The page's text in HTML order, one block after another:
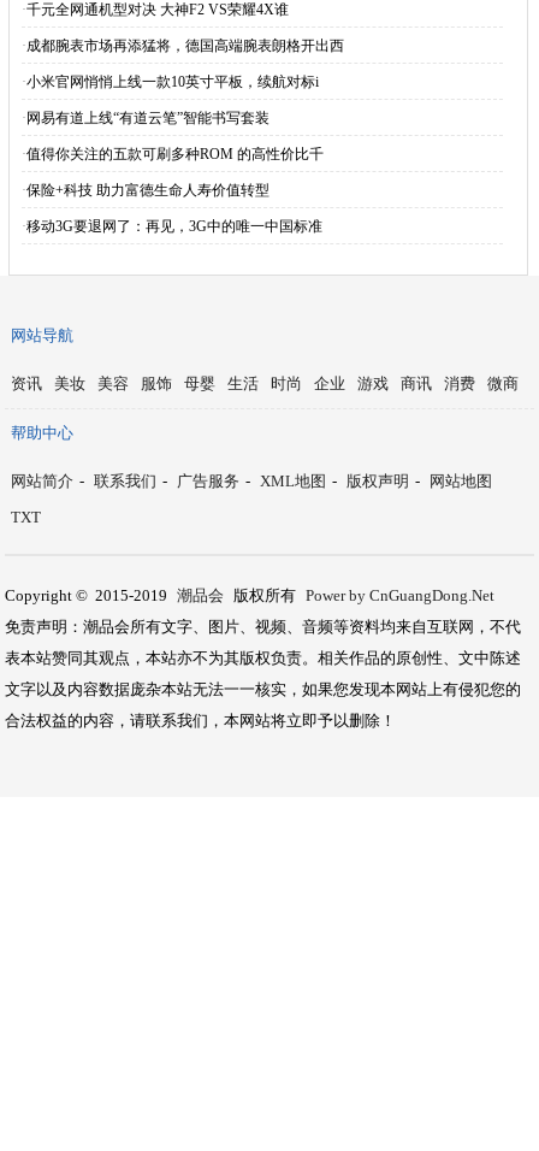
·千元全网通机型对决 大神F2 VS荣耀4X谁
·成都腕表市场再添猛将，德国高端腕表朗格开出西
·小米官网悄悄上线一款10英寸平板，续航对标i
· 网易有道上线“有道云笔”智能书写套装
·值得你关注的五款可刷多种ROM 的高性价比千
·保险+科技 助力富德生命人寿价值转型
·移动3G要退网了：再见，3G中的唯一中国标准
网站导航
资讯 美妆 美容 服饰 母婴 生活 时尚 企业 游戏 商讯 消费 微商
帮助中心
网站简介 - 联系我们 - 广告服务 - XML地图 - 版权声明 -
网站地图
TXT
Copyright © 2015-2019 潮品会 版权所有 Power by CnGuangDong.Net
免责声明：潮品会所有文字、图片、视频、音频等资料均来自互联网，不代
表本站赞同其观点，本站亦不为其版权负责。相关作品的原创性、文中陈述
文字以及内容数据庞杂本站无法一一核实，如果您发现本网站上有侵犯您的
合法权益的内容，请联系我们，本网站将立即予以删除！